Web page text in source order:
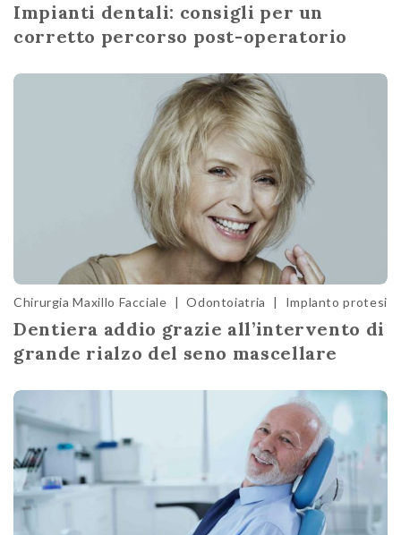
Impianti dentali: consigli per un
corretto percorso post-operatorio
Chirurgia Maxillo Facciale | Odontoiatria | Implanto protesi
Dentiera addio grazie all’intervento di
grande rialzo del seno mascellare